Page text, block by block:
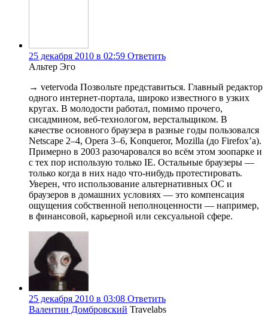
25 декабря 2010 в 02:59 Ответить
Альтер Эго
→ vetervoda Позвольте представиться. Главный редактор
одного интернет-портала, широко известного в узких
кругах. В молодости работал, помимо прочего,
сисадмином, веб-технологом, верстальщиком. В
качестве основного браузера в разные годы пользовался
Netscape 2–4, Opera 3–6, Konqueror, Mozilla (до Firefox’а).
Примерно в 2003 разочаровался во всём этом зоопарке и
с тех пор использую только IE. Остальные браузеры —
только когда в них надо что-нибудь протестировать.
Уверен, что использование альтернативных ОС и
браузеров в домашних условиях — это компенсация
ощущения собственной неполноценности — например,
в финансовой, карьерной или сексуальной сфере.
25 декабря 2010 в 03:08 Ответить
Валентин Домбровский Travelabs